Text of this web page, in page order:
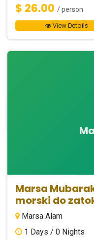
$ 26.00 / person
View Details
Marsa
morski do
Marsa Alam
1 Days / 0 Nights